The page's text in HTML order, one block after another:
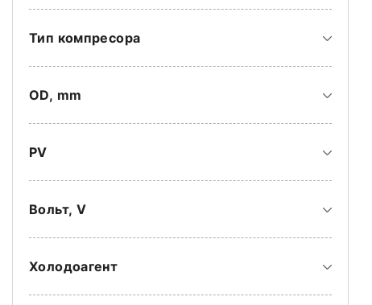
Тип компресора
OD, mm
PV
Вольт, V
Холодоагент